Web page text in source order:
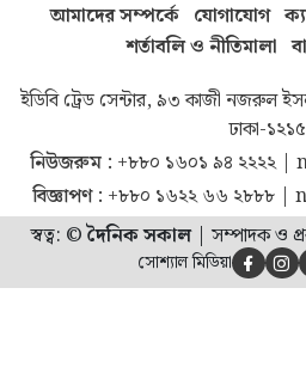
আমাদের সম্পর্কে যোগাযোগ
শর্তাবলি ও নীতিমালা
ইডিবি ট্রেড সেন্টার, ৯৩ কাজী নজরুল
ঢাকা-১২১৫
নিউজরুম : +৮৮০ ১৬০১ ৯৪ ২২২২|
বিজ্ঞাপণ : +৮৮০ ১৬২২ ৬৬ ২৮৮৮|
স্বত্ব: ©দৈনিক সকাল| সম্পাদক ও
সোশ্যাল মিডিয়া  